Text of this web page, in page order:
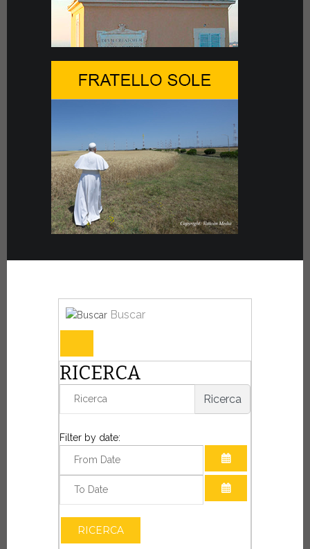
Buscar
RICERCA
Ricerca
Filter by date:
ABRIR EL
RICERCA